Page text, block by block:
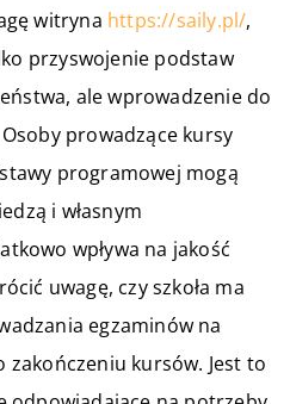
witryna https://saily.pl/,
przyswojenie podstaw
ale wprowadzenie do
prowadzące kursy
programowej mogą
i własnym
wpływa na jakość
uwagę, czy szkoła ma
egzaminów na
kursów. Jest to